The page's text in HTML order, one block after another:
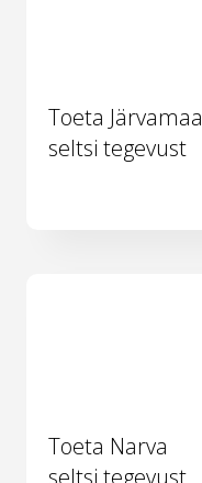
Toeta Järvamaa
seltsi tegevust
Toeta Narva
seltsi tegevust